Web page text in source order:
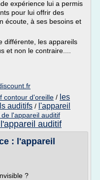
expérience lui a permis
pour lui offrir des
écoute, à ses besoins et
différente, les appareils
et non le contraire....
contour d'oreille / les
auditifs / l'appareil
l'appareil auditif
auditif
: l'appareil
?